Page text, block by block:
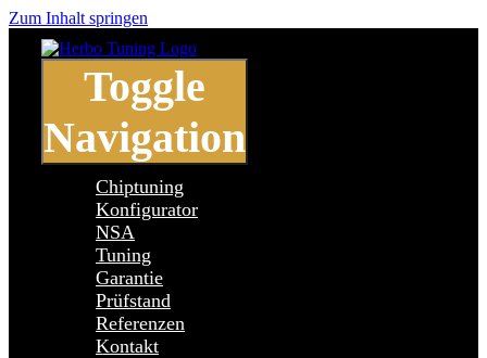
Zum Inhalt springen
Toggle
Navigation
Chiptuning
Konfigurator
NSA
Tuning
Garantie
Prüfstand
Referenzen
Kontakt